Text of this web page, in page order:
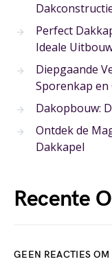
Perfect
Ideale
Diepgaande
Sporenkap
Dakopbouw:
Ontdek de
Dakkapel
Recente
GEEN REACTIES